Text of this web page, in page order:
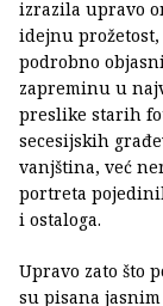
izrazila upravo
idejnu
podrobno
zapreminu u
preslike starih
secesijskih
vanjština, već
portreta
i ostaloga.
Upravo zato što
su pisana